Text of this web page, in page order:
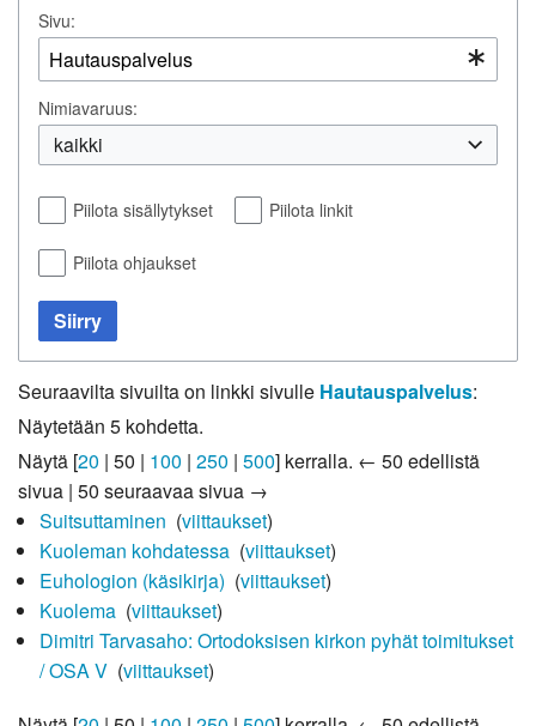
Sivu:
Nimiavaruus:
kaikki
Piilota sisällytykset Piilota linkit
Piilota ohjaukset
Siirry
Seuraavilta sivuilta on linkki sivulle Hautauspalvelus:
Näytetään 5 kohdetta.
Näytä [20 | 50 | 100 | 250 | 500] kerralla. ← 50 edellistä
sivua | 50 seuraavaa sivua →
Suitsuttaminen (viittaukset)
Kuoleman kohdatessa‎ (viittaukset)
Euhologion (käsikirja) (viittaukset)
Kuolema‎ (viittaukset)
Dimitri Tarvasaho: Ortodoksisen kirkon pyhät toimitukset
/ OSA V‎ (viittaukset)